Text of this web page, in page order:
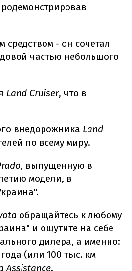
- он сочетал
частью небольшого
Land Cruiser, что в
внедорожника Land
по всему миру.
, выпущенную в
модели, в
обращайтесь к любому
и ощутите на себе
дилера, а именно:
(или 100 тыс. км
Assistance.